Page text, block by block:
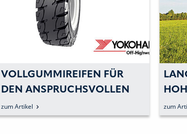
VOLLGUMMIREIFEN FÜR
DEN ANSPRUCHSVOLLEN
EINSATZ
zum Artikel zum